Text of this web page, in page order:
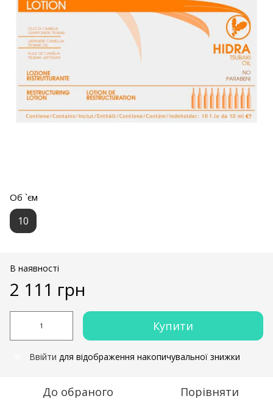
Об `єм
10
В наявності
2 111 грн
Купити
Ввійти для відображення накопичувальної знижки
До обраного Порівняти